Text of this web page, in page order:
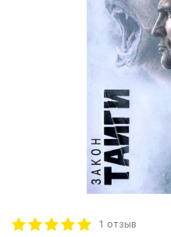
1 отзыв